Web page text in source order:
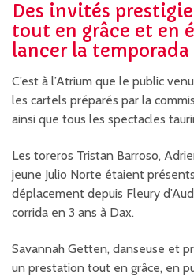
Des invités
tout en grâce et en
lancer la temporada
C’est à l’Atrium que le public
les cartels préparés par la
ainsi que tous les spectacles
Les toreros Tristan Barroso,
jeune Julio Norte étaient
déplacement depuis Fleury
corrida en 3 ans à Dax.
Savannah Getten, danseuse et
un prestation tout en grâce, en